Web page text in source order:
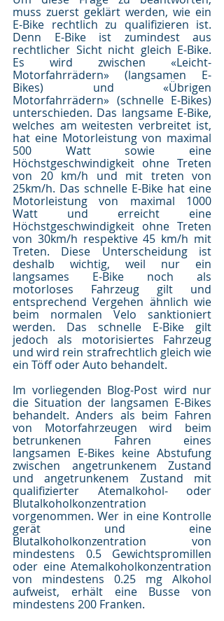
muss zuerst geklärt werden, wie ein
E-Bike rechtlich zu qualifizieren ist.
Denn E-Bike ist zumindest aus
rechtlicher Sicht nicht gleich E-Bike.
Es wird zwischen «Leicht-
Motorfahrrädern» (langsamen E-
Bikes) und «Übrigen
Motorfahrrädern» (schnelle E-Bikes)
unterschieden. Das langsame E-Bike,
welches am weitesten verbreitet ist,
hat eine Motorleistung von maximal
500 Watt sowie eine
Höchstgeschwindigkeit ohne Treten
von 20 km/h und mit treten von
25km/h. Das schnelle E-Bike hat eine
Motorleistung von maximal 1000
Watt und erreicht eine
Höchstgeschwindigkeit ohne Treten
von 30km/h respektive 45 km/h mit
Treten. Diese Unterscheidung ist
deshalb wichtig, weil nur ein
langsames E-Bike noch als
motorloses Fahrzeug gilt und
entsprechend Vergehen ähnlich wie
beim normalen Velo sanktioniert
werden. Das schnelle E-Bike gilt
jedoch als motorisiertes Fahrzeug
und wird rein strafrechtlich gleich wie
ein Töff oder Auto behandelt.
Im vorliegenden Blog-Post wird nur
die Situation der langsamen E-Bikes
behandelt. Anders als beim Fahren
von Motorfahrzeugen wird beim
betrunkenen Fahren eines
langsamen E-Bikes keine Abstufung
zwischen angetrunkenem Zustand
und angetrunkenem Zustand mit
qualifizierter Atemalkohol- oder
Blutalkoholkonzentration
vorgenommen. Wer in eine Kontrolle
gerät und eine
Blutalkoholkonzentration von
mindestens 0.5 Gewichtspromillen
oder eine Atemalkoholkonzentration
von mindestens 0.25 mg Alkohol
aufweist, erhält eine Busse von
mindestens 200 Franken.